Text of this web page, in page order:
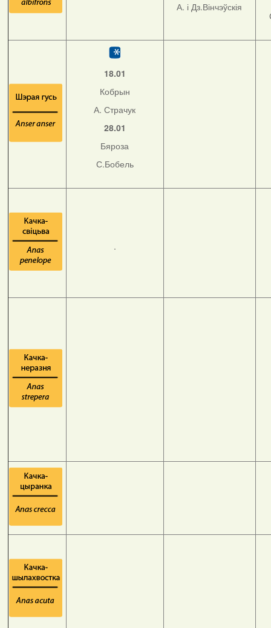
А. і Дз.Вінчэўскія
18.01
Кобрын
А. Страчук
28.01
Бяроза
С.Бобель
.